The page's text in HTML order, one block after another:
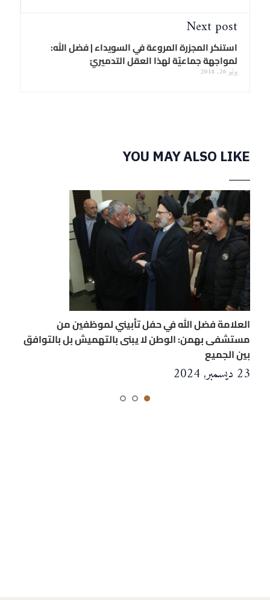
Next post
استنكر المجزرة المروعة في السويداء | فضل الله:
لمواجهة جماعيّة لهذا العقل التدميريّ
يوليو 26, 2018
YOU MAY ALSO LIKE
العلامة فضل الله في حفل تأبيني لموظفين من
مستشفى بهمن: الوطن لا يبنى بالتهميش بل بالتوافق
بين الجميع
23 ديسمبر, 2024